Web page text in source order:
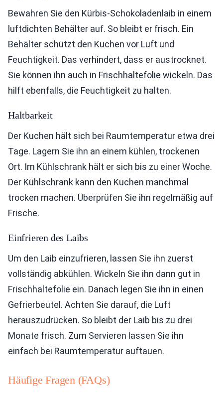
Bewahren Sie den Kürbis-Schokoladenlaib in einem
luftdichten Behälter auf. So bleibt er frisch. Ein
Behälter schützt den Kuchen vor Luft und
Feuchtigkeit. Das verhindert, dass er austrocknet.
Sie können ihn auch in Frischhaltefolie wickeln. Das
hilft ebenfalls, die Feuchtigkeit zu halten.
Haltbarkeit
Der Kuchen hält sich bei Raumtemperatur etwa drei
Tage. Lagern Sie ihn an einem kühlen, trockenen
Ort. Im Kühlschrank hält er sich bis zu einer Woche.
Der Kühlschrank kann den Kuchen manchmal
trocken machen. Überprüfen Sie ihn regelmäßig auf
Frische.
Einfrieren des Laibs
Um den Laib einzufrieren, lassen Sie ihn zuerst
vollständig abkühlen. Wickeln Sie ihn dann gut in
Frischhaltefolie ein. Danach legen Sie ihn in einen
Gefrierbeutel. Achten Sie darauf, die Luft
herauszudrücken. So bleibt der Laib bis zu drei
Monate frisch. Zum Servieren lassen Sie ihn
einfach bei Raumtemperatur auftauen.
Häufige Fragen (FAQs)